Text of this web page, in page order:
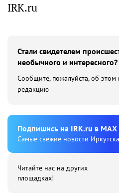
IRK.ru
Стали свидетелем
необычного и интересного?
Сообщите, пожалуйста, об этом
редакцию
Подпишиcь на IRK.ru в MAX
Cамые свежие новости Иркутска
Читайте нас на других
площадках!